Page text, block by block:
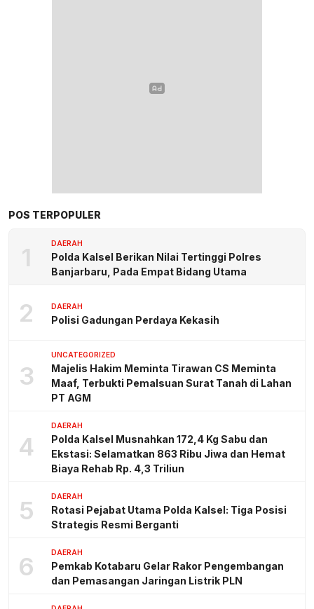
POS TERPOPULER
1 DAERAH
Polda Kalsel Berikan Nilai Tertinggi Polres
Banjarbaru, Pada Empat Bidang Utama
2 DAERAH
Polisi Gadungan Perdaya Kekasih
3
UNCATEGORIZED
Majelis Hakim Meminta Tirawan CS Meminta
Maaf, Terbukti Pemalsuan Surat Tanah di Lahan
PT AGM
4
DAERAH
Polda Kalsel Musnahkan 172,4 Kg Sabu dan
Ekstasi: Selamatkan 863 Ribu Jiwa dan Hemat
Biaya Rehab Rp. 4,3 Triliun
5 DAERAH
Rotasi Pejabat Utama Polda Kalsel: Tiga Posisi
Strategis Resmi Berganti
6 DAERAH
Pemkab Kotabaru Gelar Rakor Pengembangan
dan Pemasangan Jaringan Listrik PLN